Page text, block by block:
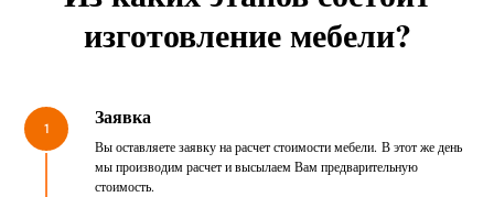
изготовление мебели?
1 Заявка
Вы оставляете заявку на расчет стоимости мебели. В этот же день
мы производим расчет и высылаем Вам предварительную
стоимость.